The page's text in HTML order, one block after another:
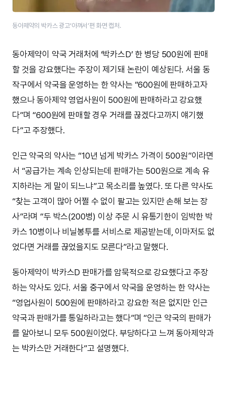
동아제약의 박카스 광고‘아껴서’편 화면 캡처.
동아제약이 약국 거래처에 ‘박카스D’ 한 병당 500원에 판매
할 것을 강요했다는 주장이 제기돼 논란이 예상된다. 서울 동
작구에서 약국을 운영하는 한 약사는 “600원에 판매하고자
했으나 동아제약 영업사원이 500원에 판매하라고 강요했
다”며 “600원에 판매할 경우 거래를 끊겠다고까지 얘기했
다”고 주장했다.
인근 약국의 약사는 “10년 넘게 박카스 가격이 500원”이라면
서 “공급가는 계속 인상되는데 판매가는 500원으로 계속 유
지하라는 게 말이 되느냐”고 목소리를 높였다. 또 다른 약사도
“찾는 고객이 많아 어쩔 수 없이 팔고는 있지만 손해 보는 장
사”라며 “두 박스(200병) 이상 주문 시 유통기한이 임박한 박
카스 10병이나 비닐봉투를 서비스로 제공받는데, 이마저도 없
었다면 거래를 끊었을지도 모른다”라고 말했다.
동아제약이 박카스D 판매가를 암묵적으로 강요했다고 주장
하는 약사도 있다. 서울 중구에서 약국을 운영하는 한 약사는
“영업사원이 500원에 판매하라고 강요한 적은 없지만 인근
약국과 판매가를 통일하라고는 했다”며 “인근 약국의 판매가
를 알아보니 모두 500원이었다. 부당하다고 느껴 동아제약과
는 박카스만 거래한다”고 설명했다.